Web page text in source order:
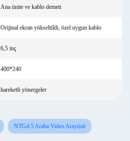
Ana ünite ve kablo demeti
Orijinal ekran yükseltildi, özel uygun kablo
6,5 inç
400*240
hareketli yönergeler
NTG4.5 Araba Video Arayüzü